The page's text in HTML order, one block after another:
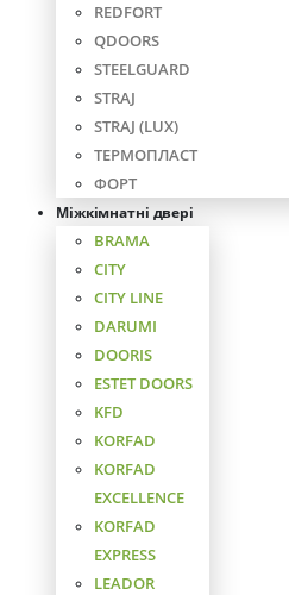
REDFORT
QDOORS
STEELGUARD
STRAJ
STRAJ (LUX)
ТЕРМОПЛАСТ
ФОРТ
Міжкімнатні двері
BRAMA
CITY
CITY LINE
DARUMI
DOORIS
ESTET DOORS
KFD
KORFAD
KORFAD
EXCELLENCE
KORFAD
EXPRESS
LEADOR